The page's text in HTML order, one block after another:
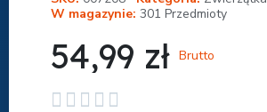
W magazynie 301 Przedmioty
54,99 zł Brutto
    